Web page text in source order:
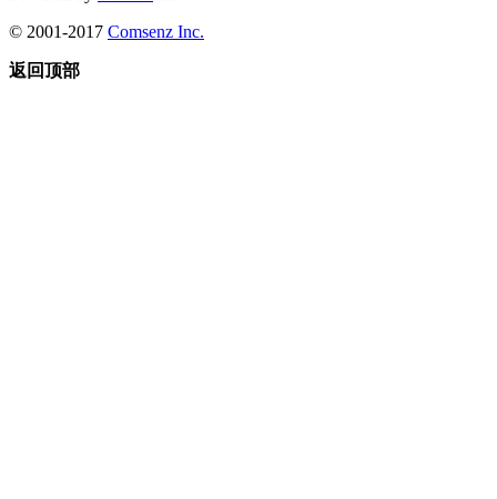
© 2001-2017 Comsenz Inc.
返回顶部